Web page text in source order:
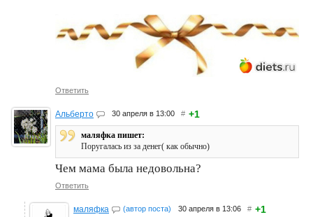
Ответить
Альберто 30 апреля в 13:00 # +1
маляфка пишет:
Поругалась из за денег( как обычно)
Чем мама была недовольна?
Ответить
маляфка (автор поста) 30 апреля в 13:06 # +1